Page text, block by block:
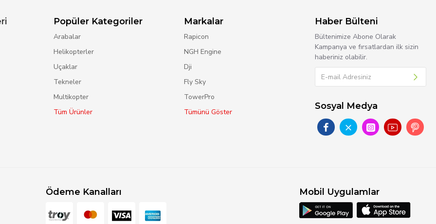
Popüler Kategoriler
Arabalar
Helikopterler
Uçaklar
Tekneler
Multikopter
Tüm Ürünler
Markalar
Rapicon
NGH Engine
Dji
Fly Sky
TowerPro
Tümünü Göster
Haber Bülteni
Bültenimize Abone Olarak
Kampanya ve fırsatlardan ilk sizin
haberiniz olabilir.
Sosyal Medya
Ödeme Kanalları Mobil Uygulamlar